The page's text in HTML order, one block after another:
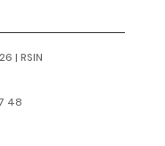
| RSIN
48